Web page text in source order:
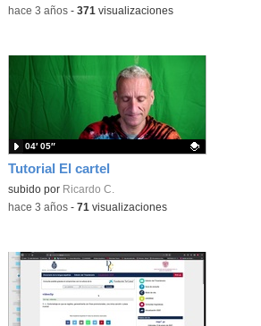
-hace 3 años- 371 visualizaciones
Tutorial El cartel
Contenido educativo.
subido por Ricardo C.
04′ 05″
-hace 3 años- 71 visualizaciones